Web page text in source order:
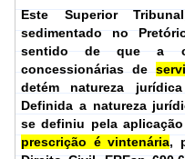
Este Superior
sedimentado no
sentido de que a
concessionárias de
detém natureza
Definida a natureza
se definiu pela
prescrição é vintenária,